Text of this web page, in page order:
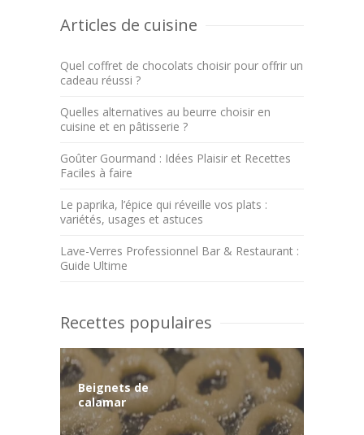
Articles de cuisine
Quel coffret de chocolats choisir pour offrir un
cadeau réussi ?
Quelles alternatives au beurre choisir en
cuisine et en pâtisserie ?
Goûter Gourmand : Idées Plaisir et Recettes
Faciles à faire
Le paprika, l’épice qui réveille vos plats :
variétés, usages et astuces
Lave-Verres Professionnel Bar & Restaurant :
Guide Ultime
Recettes populaires
Beignets de
calamar